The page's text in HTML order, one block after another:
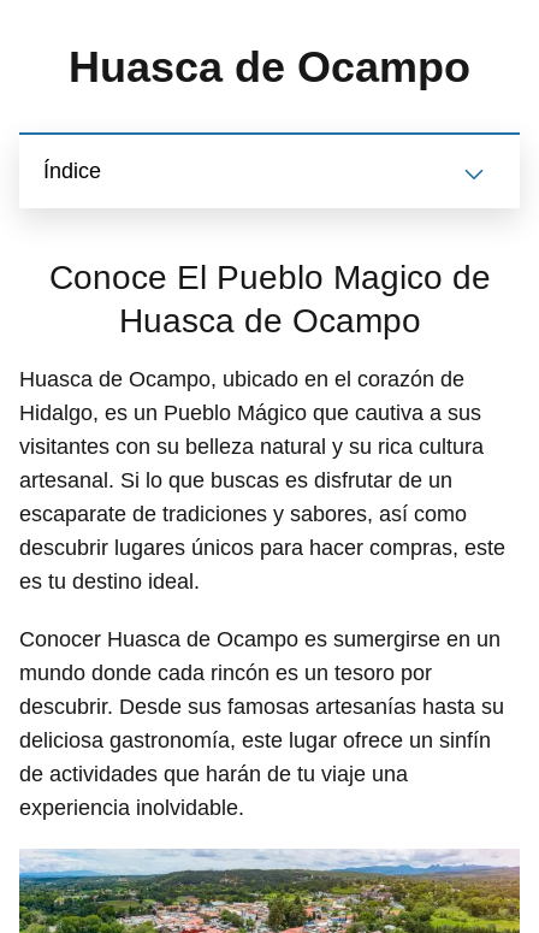
Huasca de Ocampo
Índice
Conoce El Pueblo Magico de
Huasca de Ocampo
Huasca de Ocampo, ubicado en el corazón de
Hidalgo, es un Pueblo Mágico que cautiva a sus
visitantes con su belleza natural y su rica cultura
artesanal. Si lo que buscas es disfrutar de un
escaparate de tradiciones y sabores, así como
descubrir lugares únicos para hacer compras, este
es tu destino ideal.
Conocer Huasca de Ocampo es sumergirse en un
mundo donde cada rincón es un tesoro por
descubrir. Desde sus famosas artesanías hasta su
deliciosa gastronomía, este lugar ofrece un sinfín
de actividades que harán de tu viaje una
experiencia inolvidable.